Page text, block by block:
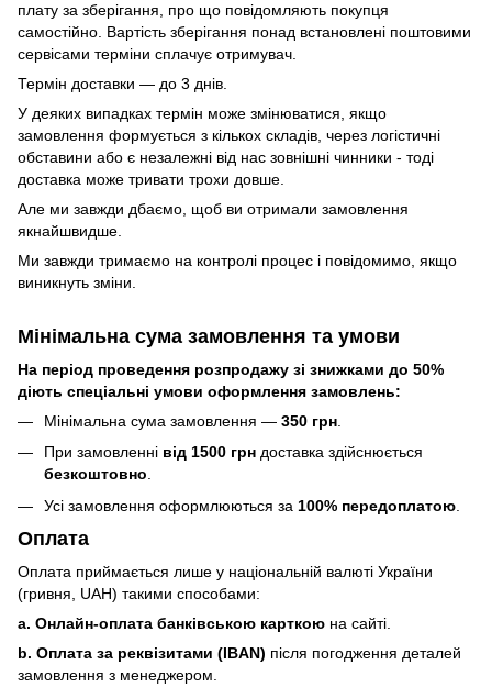
плату за зберігання, про що повідомляють покупця
самостійно. Вартість зберігання понад вcтановлені поштовими
сервісами терміни сплачує отримувач.
Термін доставки — до 3 днів.
У деяких випадках термін може змінюватися, якщо
замовлення формується з кількох складів, через логістичні
обставини або є незалежні від нас зовнішні чинники - тоді
доставка може тривати трохи довше.
Але ми завжди дбаємо, щоб ви отримали замовлення
якнайшвидше.
Ми завжди тримаємо на контролі процес і повідомимо, якщо
виникнуть зміни.
Мінімальна сума замовлення та умови
На період проведення розпродажу зі знижками до 50%
діють спеціальні умови оформлення замовлень:
Мінімальна сума замовлення — 350 грн
При замовленні від 1500 грн доставка здійснюється
безкоштовно.
Усі замовлення оформлюються за 100% передоплатою
Оплата
Оплата приймається лише у національній валюті України
(гривня, UAH) такими способами:
a. Онлайн-оплата банківською карткою на сайті.
b. Оплата за реквізитами (IBAN) після погодження деталей
замовлення з менеджером.